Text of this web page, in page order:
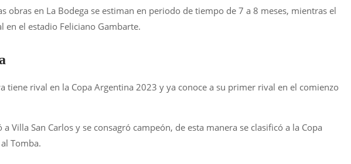
obras en La Bodega se estiman en periodo de tiempo de 7 a 8 meses, mientras el
en el estadio Feliciano Gambarte.
tiene rival en la Copa Argentina 2023 y ya conoce a su primer rival en el comienzo
Villa San Carlos y se consagró campeón, de esta manera se clasificó a la Copa
Tomba.